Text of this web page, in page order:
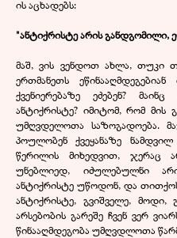
ის აცხადებს:
"ანტიქრისტე არის განდგომილი,
მაშ, ვის ვენდოთ ახლა, თუკი
ერთმანეთს
ქვენიერებაზე ეძებენ?
ანტიქრისტე? იმიტომ, რომ მის
უმღვდელოთა საზოგადოება.
პოულობენ ქვეყანაზე
წერილის მიხედვით, ჯერაც
უნებლიედ, იძულებულნი
ანტიქრისტე უწოდონ, და
ანტიქრისტე, გვიშველე, მოდი,
არსებობის გარეშე ჩვენ ვერ
წინააღმდეგობა უმღვდლოთა